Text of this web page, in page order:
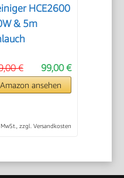
HCE2600
& 5m
99,00 €
€
ansehen
zzgl. Versandkosten